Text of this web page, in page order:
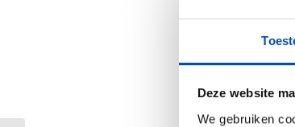
Deze website
We gebruiken
for